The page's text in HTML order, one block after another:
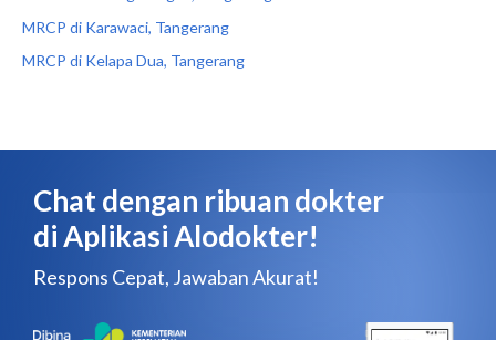
MRCP di Karawaci, Tangerang
MRCP di Kelapa Dua, Tangerang